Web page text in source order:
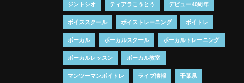
ジントシオ ティアラこうとう デビュー40周年
ボイススクール ボイストレーニング ボイトレ
ボーカル ボーカルスクール ボーカルトレーニング
ボーカルレッスン ボーカル教室
マンツーマンボイトレ ライブ情報 千葉県